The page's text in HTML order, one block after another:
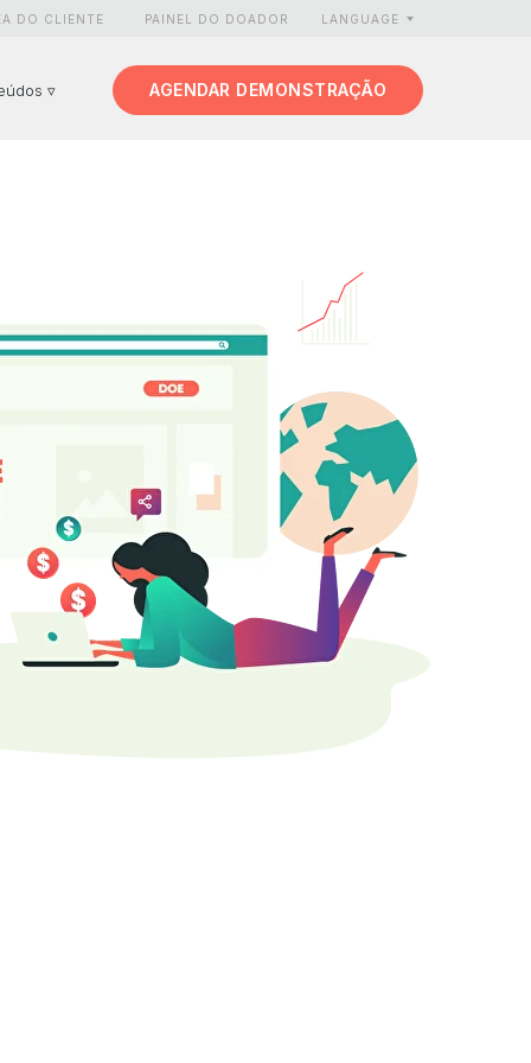
▿ AGENDAR DEMONSTRAÇÃO
PAINEL DO DOADOR
DO CLIENTE LANGUAGE